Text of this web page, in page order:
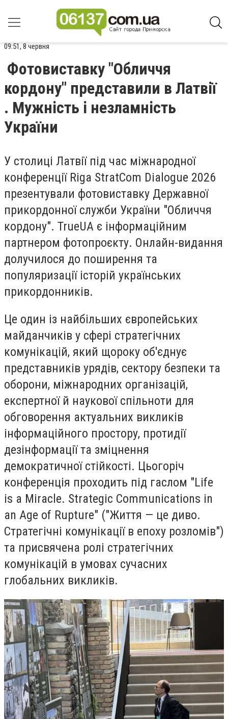
09:51, 8 червня
Фотовиставку "Обличчя
кордону" представили в Латвії
. Мужність і незламність
України
У столиці Латвії під час міжнародної
конференції Riga StratCom Dialogue 2026
презентували фотовиставку Державної
прикордонної служби України "Обличчя
кордону". TrueUA є інформаційним
партнером фотопроєкту. Онлайн-видання
долучилося до поширення та
популяризації історій українських
прикордонників.
Це один із найбільших європейських
майданчиків у сфері стратегічних
комунікацій, який щороку об'єднує
представників урядів, сектору безпеки та
оборони, міжнародних організацій,
експертної й наукової спільноти для
обговорення актуальних викликів
інформаційного простору, протидії
дезінформації та зміцнення
демократичної стійкості. Цьогоріч
конференція проходить під гаслом "Life
is a Miracle. Strategic Communications in
an Age of Rupture" ("Життя — це диво.
Стратегічні комунікації в епоху розломів")
та присвячена ролі стратегічних
комунікацій в умовах сучасних
глобальних викликів.